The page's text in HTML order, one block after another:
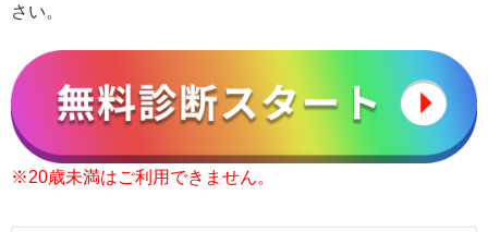
さい。
※20歳未満はご利用できません。